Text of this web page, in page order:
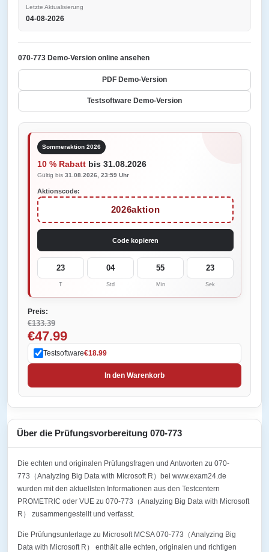
Letzte Aktualisierung
04-08-2026
070-773 Demo-Version online ansehen
PDF Demo-Version
Testsoftware Demo-Version
Sommeraktion 2026
10 % Rabatt bis 31.08.2026
Gültig bis 31.08.2026, 23:59 Uhr
Aktionscode:
2026aktion
Code kopieren
23
T
04
Std
55
Min
23
Sek
Preis:
€133.39
€47.99
Testsoftware€18.99
In den Warenkorb
Über die Prüfungsvorbereitung 070-773
Die echten und originalen Prüfungsfragen und Antworten zu 070-
773（Analyzing Big Data with Microsoft R）bei www.exam24.de
wurden mit den aktuellsten Informationen aus den Testcentern
PROMETRIC oder VUE zu 070-773（Analyzing Big Data with Microsoft
R） zusammengestellt und verfasst.
Die Prüfungsunterlage zu Microsoft MCSA 070-773（Analyzing Big
Data with Microsoft R） enthält alle echten, originalen und richtigen